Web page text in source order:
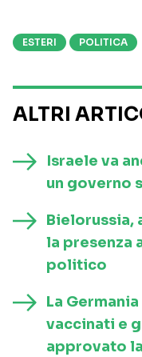
ESTERI POLITICA
ALTRI
Israele va
un governo
Bielorussia,
la presenza
politico
La
vaccinati e
approvato